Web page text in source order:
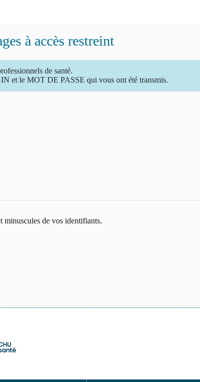
à accès restreint
de santé.
et le MOT DE PASSE qui vous ont été transmis.
minuscules de vos identifiants.